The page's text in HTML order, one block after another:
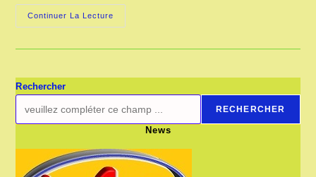
Continuer La Lecture
ROI
Rechercher
RECHERCHER
News